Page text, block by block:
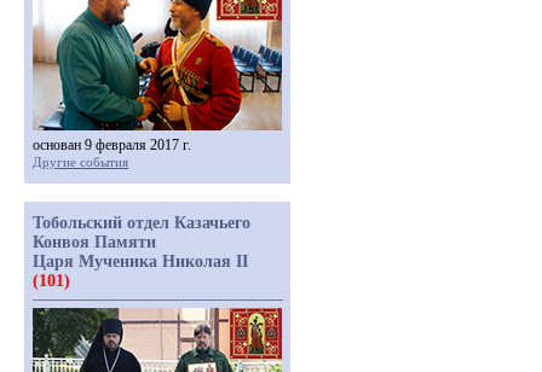
основан 9 февраля 2017 г.
Другие события
Тобольский отдел Казачьего
Конвоя Памяти
Царя Мученика Николая II
(101)